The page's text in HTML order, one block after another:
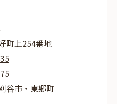
町上254番地
谷市・東郷町